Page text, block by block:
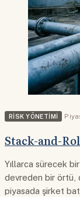
RISK YÖNETIMI
Stack-and-
Yıllarca sürecek
devreden bir örtü,
piyasada şirket